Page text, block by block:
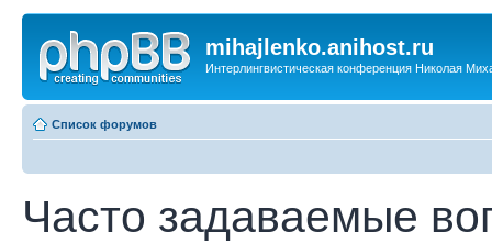
mihajlenko.anihost.ru
Интерлингвистическая конференция Николая
Список форумов
Часто задаваемые